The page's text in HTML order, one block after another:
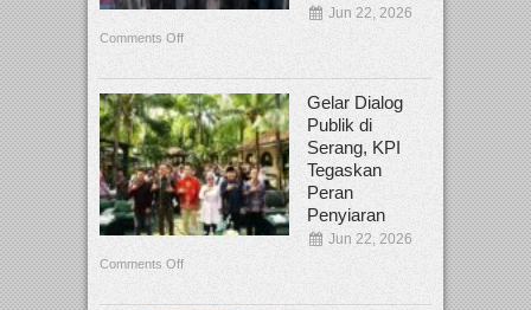
Jun 22, 2026
Comments Off
Gelar Dialog
Publik di
Serang, KPI
Tegaskan
Peran
Penyiaran
Jun 22, 2026
Comments Off